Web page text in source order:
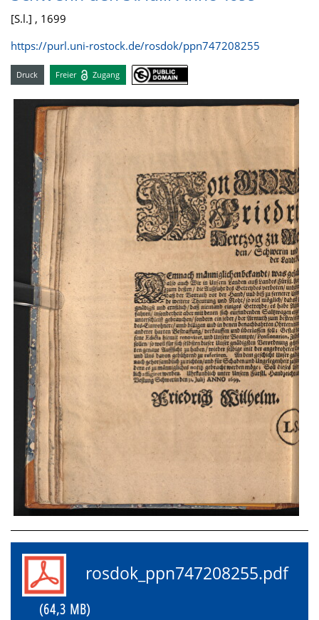
[S.l.] , 1699
https://purl.uni-rostock.de/rosdok/ppn747208255
Druck Freier Zugang
rosdok_ppn747208255.pdf
(64,3 MB)